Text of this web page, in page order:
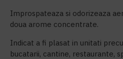
Improspateaza si odorizeaza
doua arome concentrate.
Indicat a fi plasat in unitati
bucatarii, cantine, restaurante,